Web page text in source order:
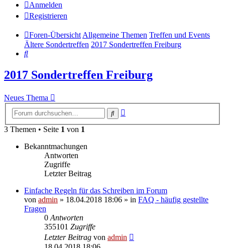
Anmelden
Registrieren
Foren-ÜbersichtAllgemeine Themen Treffen und Events
Ältere Sondertreffen 2017 Sondertreffen Freiburg
Suche
2017 Sondertreffen Freiburg
Neues Thema
Suche
3 Themen • Seite 1 von 1
Bekanntmachungen
Antworten
Zugriffe
Letzter Beitrag
Einfache Regeln für das Schreiben im Forum
von admin » 18.04.2018 18:06 » in FAQ - häufig gestellte
Fragen
0 Antworten
355101 Zugriffe
Letzter Beitrag von admin